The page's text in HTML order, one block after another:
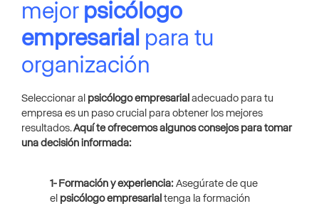
mejor psicólogo
empresarial para tu
organización
Seleccionar al psicólogo empresarial adecuado para tu
empresa es un paso crucial para obtener los mejores
resultados.Aquí te ofrecemos algunos consejos para tomar
una decisión informada:
1- Formación y experiencia: Asegúrate de que
el psicólogo empresarial tenga la formación